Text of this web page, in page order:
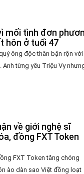
mối tình đơn
hôn ở tuổi 47
ông độc thân bận rộn với
từng yêu Triệu Vy
về giới nghệ sĩ
đồng FXT Token
FXT Token tăng chóng
ào dàn sao Việt đồng loạt